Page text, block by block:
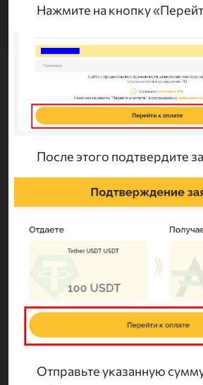
Нажмите на кнопку
После этого подтвердите
Отправьте указанную